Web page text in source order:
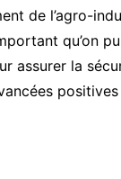
de l’agro-
qu’on
assurer la